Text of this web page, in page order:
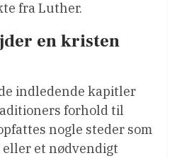
fra Luther.
en kristen
indledende kapitler
forhold til
nogle steder som
et nødvendigt